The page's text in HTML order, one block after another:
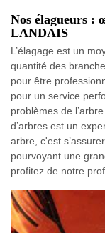
Nos élagueurs :
LANDAIS
L’élagage est un
quantité des
pour être
pour un service
problèmes de
d’arbres est un
arbre, c'est
pourvoyant une
profitez de notre